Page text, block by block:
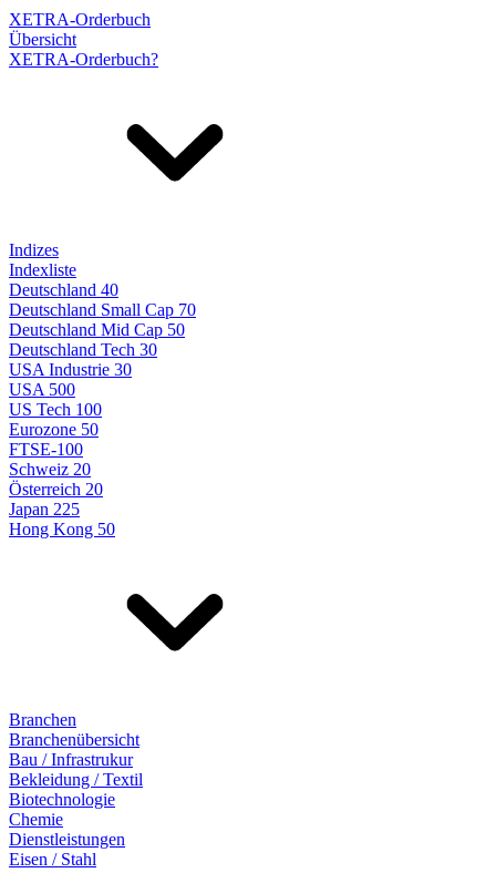
XETRA-Orderbuch
Übersicht
XETRA-Orderbuch?
Indizes
Indexliste
Deutschland 40
Deutschland Small Cap 70
Deutschland Mid Cap 50
Deutschland Tech 30
USA Industrie 30
USA 500
US Tech 100
Eurozone 50
FTSE-100
Schweiz 20
Österreich 20
Japan 225
Hong Kong 50
Branchen
Branchenübersicht
Bau / Infrastrukur
Bekleidung / Textil
Biotechnologie
Chemie
Dienstleistungen
Eisen / Stahl